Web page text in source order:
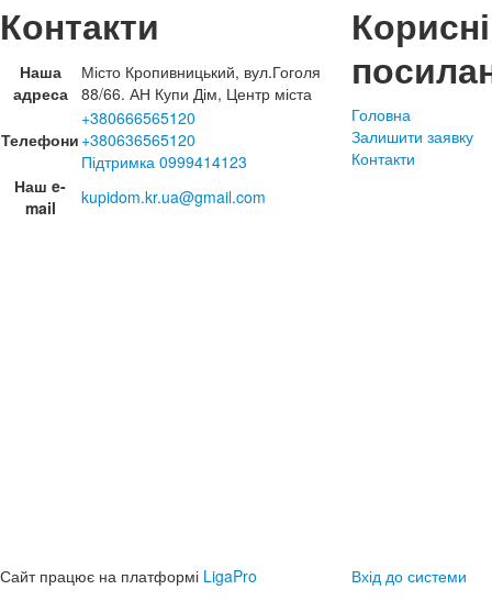
Контакти
Наша
адреса
Місто Кропивницький, вул.Гоголя
88/66. АН Купи Дім, Центр міста
Телефони
+380666565120
+380636565120
Підтримка 0999414123
Наш e-
mail
kupidom.kr.ua@gmail.com
Корисні
Головна
Залишити заявку
Контакти
Сайт працює на платформі LigaPro Вхід до системи